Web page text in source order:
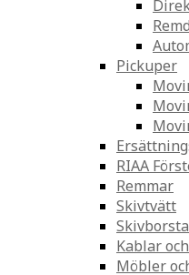
Pickuper
RIAA
Remmar
Skivtvätt
Kablar
Möbler